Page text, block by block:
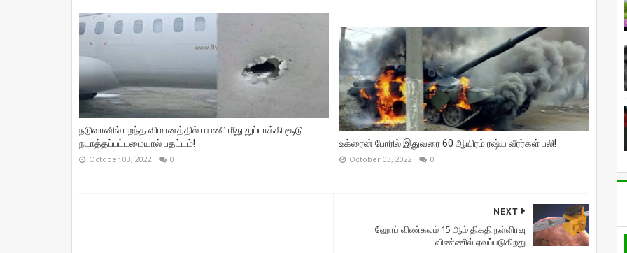
நடுவானில் பறந்த விமானத்தில் பயணி மீது துப்பாக்கி சூடு
நடாத்தப்பட்டமையால் பதட்டம்!
October 03, 2022 0
உக்ரைன் போரில் இதுவரை 60 ஆயிரம் ரஷ்ய வீரர்கள் பலி!
October 03, 2022 0
NEXT
ஹோப் விண்கலம் 15 ஆம் திகதி நள்ளிரவு
விண்ணில் ஏவப்படுகிறது